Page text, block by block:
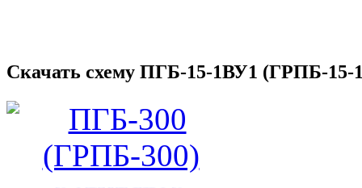
Скачать схему ПГБ-15-1ВУ1 (ГРПБ-15-